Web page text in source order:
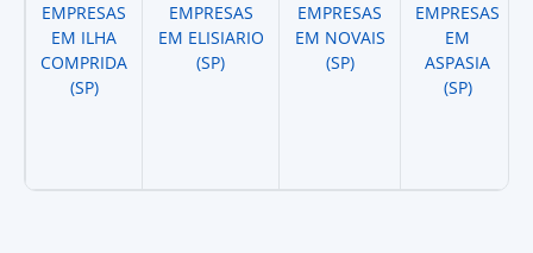
EMPRESAS
EM ILHA
COMPRIDA
(SP)
EMPRESAS
EM ELISIARIO
(SP)
EMPRESAS
EM NOVAIS
(SP)
EMPRESAS
EM
ASPASIA
(SP)